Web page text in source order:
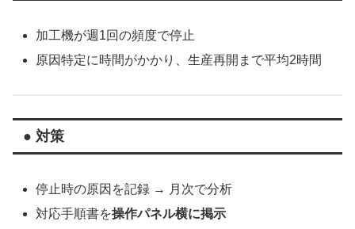
加工機が週1回の頻度で停止
原因特定に時間がかかり、生産再開まで平均2時間
● 対策
停止時の原因を記録 → 月次で分析
対応手順書を操作パネル横に掲示